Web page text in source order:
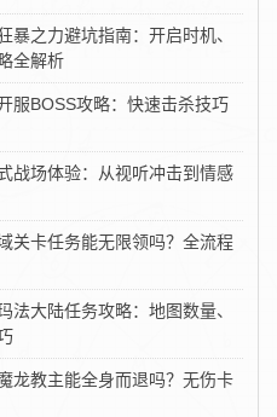
暴之力避坑指南：开启时机、
全解析
服BOSS攻略：快速击杀技巧
战场体验：从视听冲击到情感
关卡任务能无限领吗？全流程
法大陆任务攻略：地图数量、
龙教主能全身而退吗？无伤卡